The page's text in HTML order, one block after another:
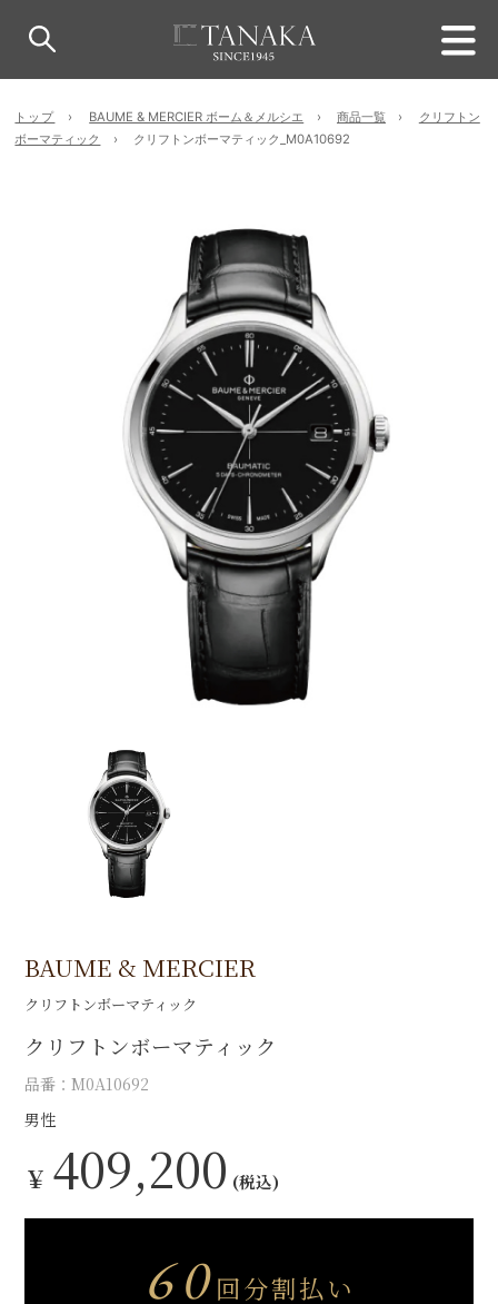
トップ BAUME & MERCIER ボーム＆メルシエ 商品一覧
クリフトン
ボーマティック
クリフトンボーマティック_M0A10692
BAUME & MERCIER
クリフトンボーマティック
クリフトンボーマティック
品番：M0A10692
男性
￥ 409,200 (税込)
60回分割払い